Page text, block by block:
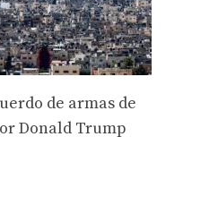
de armas de
Donald Trump